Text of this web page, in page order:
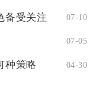
备受关注 07-10
07-05
种策略 04-30